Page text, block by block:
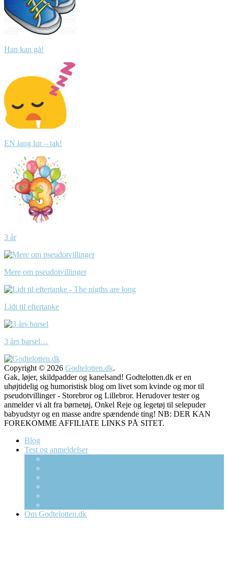
Han kan gå!
EN lang lur – tak!
3 år
Mere om pseudotvillinger
Lidt til eftertanke
3 års barsel…
Copyright © 2026 Godtelotten.dk.
Gak, løjer, skildpadder og kanelsand! Godtelotten.dk er en
uhøjtidelig og humoristisk blog om livet som kvinde og mor til
pseudotvillinger - Storebror og Lillebror. Herudover tester og
anmelder vi alt fra børnetøj, Onkel Reje og legetøj til selepuder
babyudstyr og en masse andre spændende ting! NB: DER KAN
FOREKOMME AFFILIATE LINKS PÅ SITET.
Blog
Test og anmeldelser
Om Godtelotten.dk